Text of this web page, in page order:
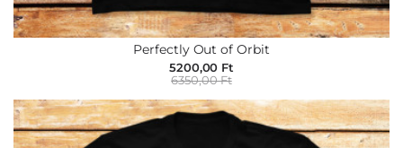
Perfectly Out of Orbit
5200,00 Ft
6350,00 Ft